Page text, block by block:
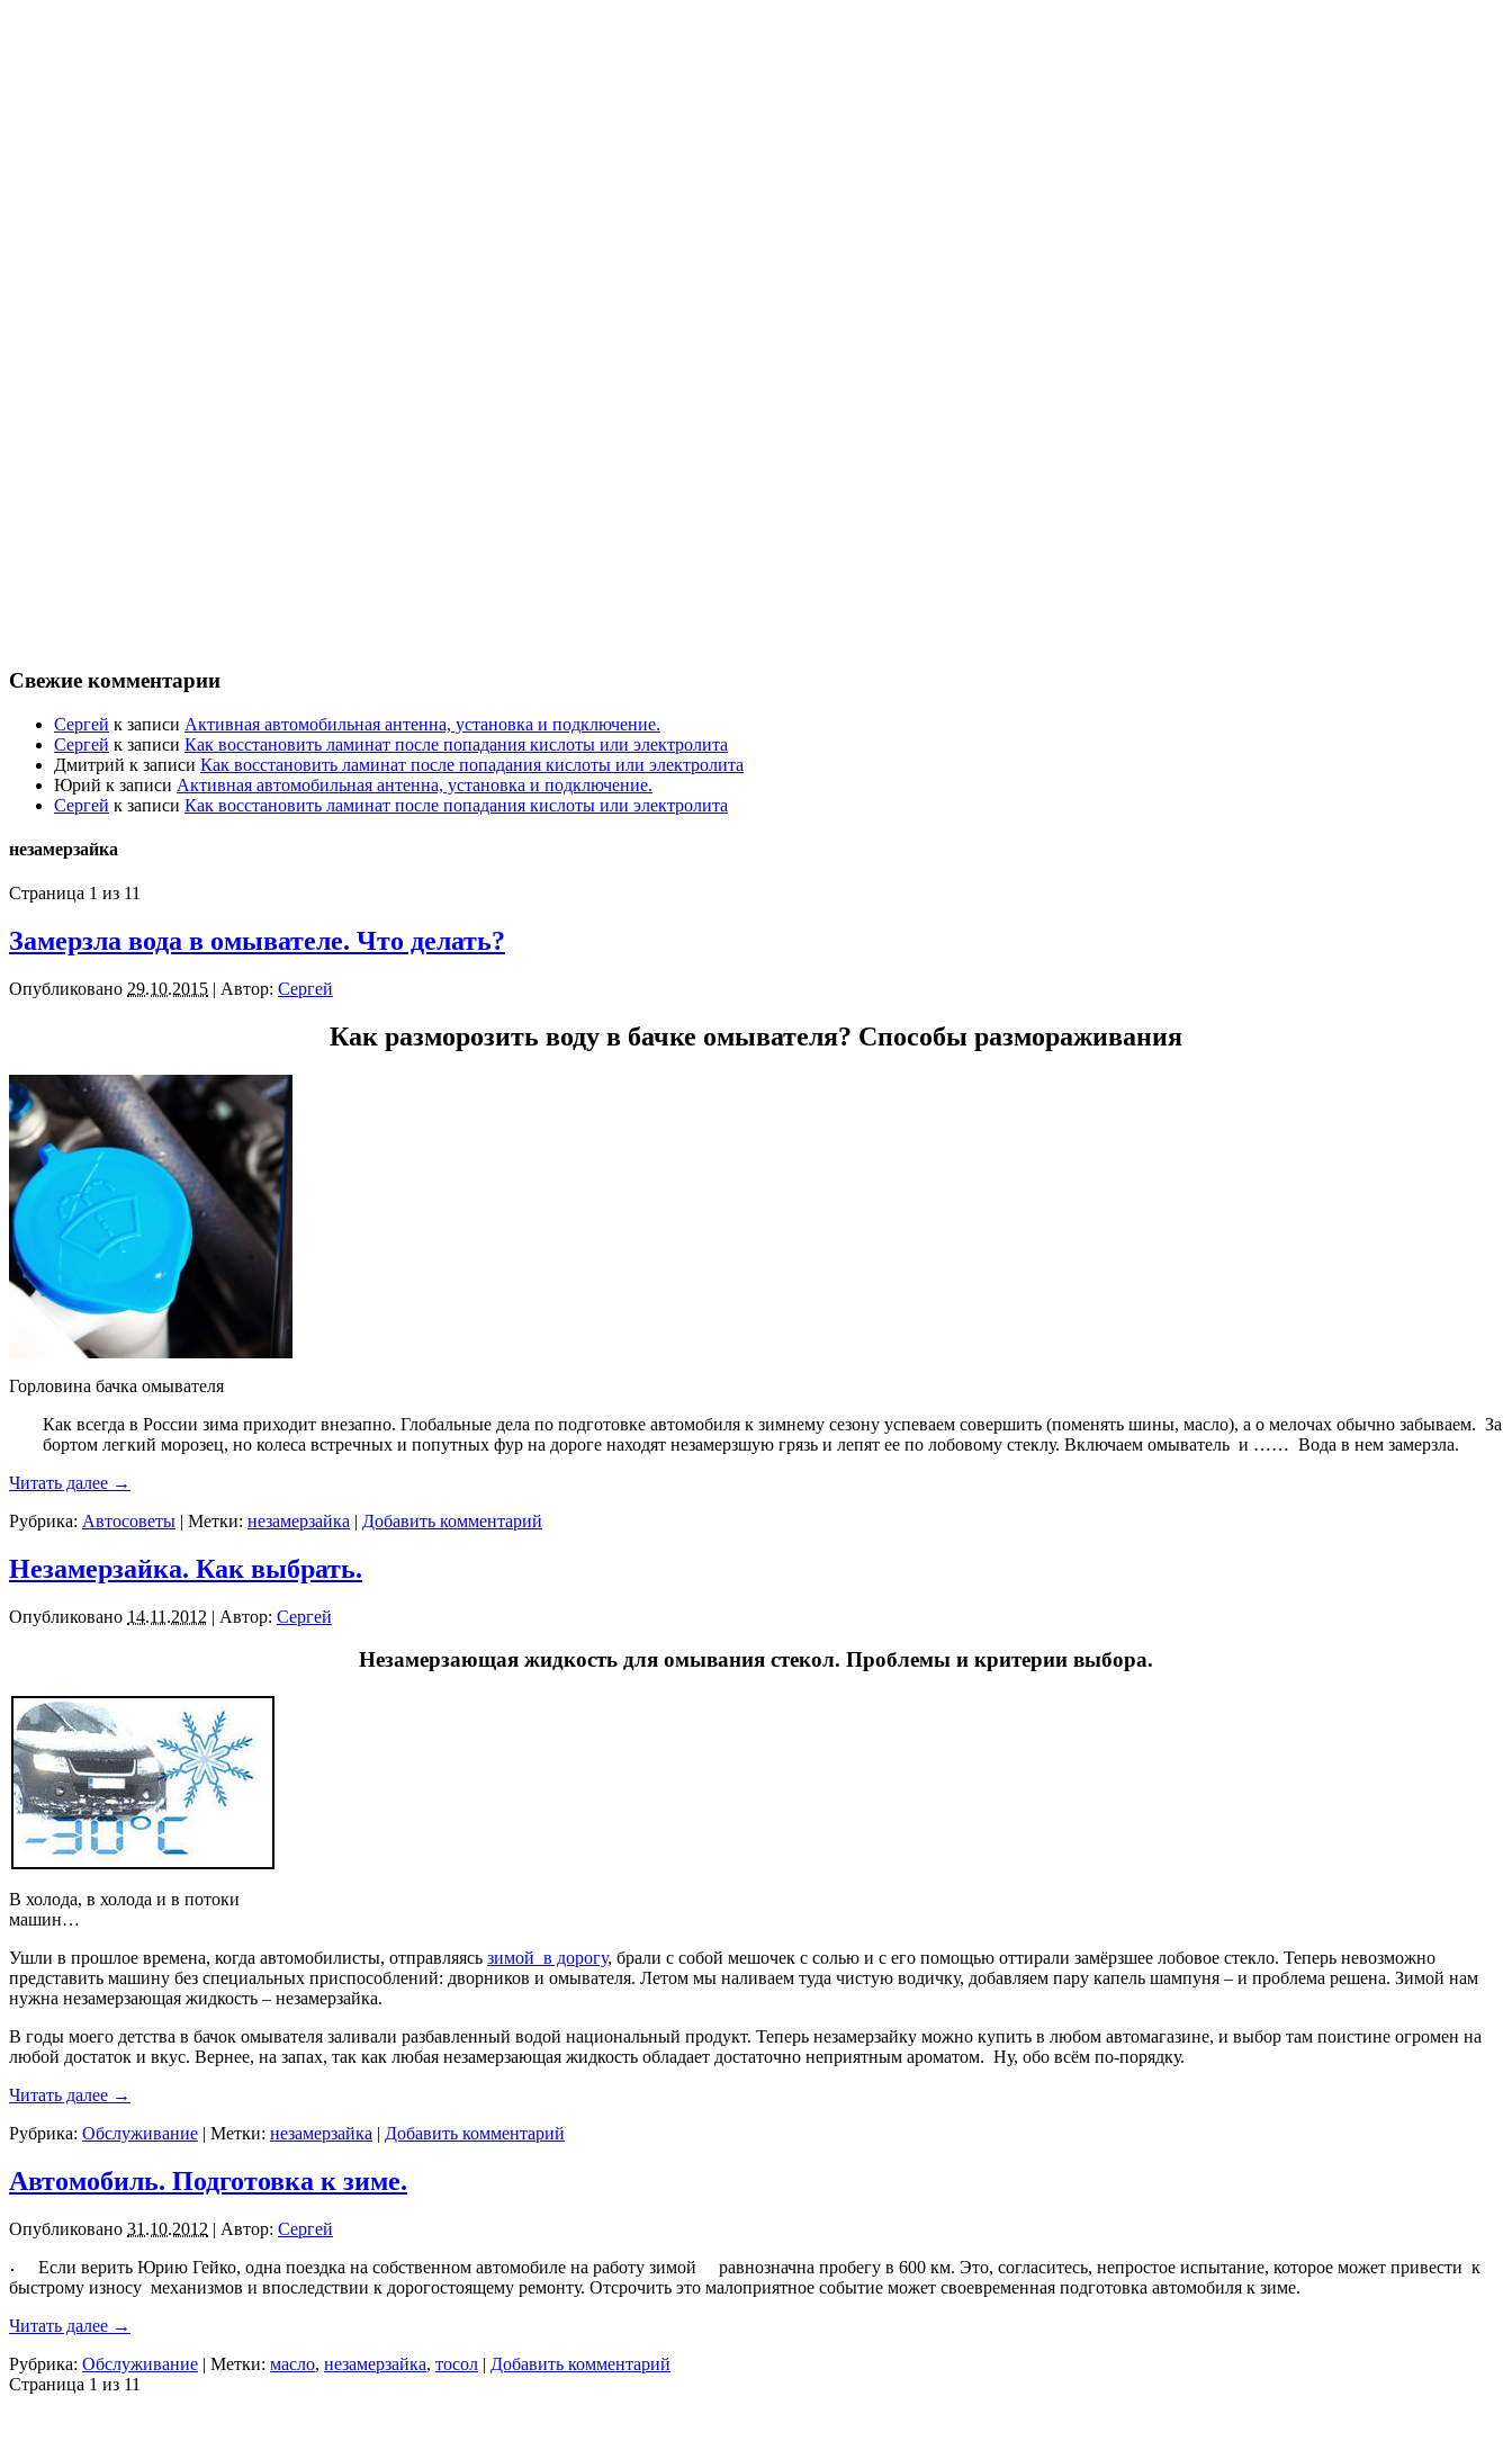
Свежие комментарии
Сергей к записи Активная автомобильная антенна, установка и подключение.
Сергей к записи Как восстановить ламинат после попадания кислоты или электролита
Дмитрий к записи Как восстановить ламинат после попадания кислоты или электролита
Юрий к записи Активная автомобильная антенна, установка и подключение.
Сергей к записи Как восстановить ламинат после попадания кислоты или электролита
незамерзайка
Страница 1 из 11
Замерзла вода в омывателе. Что делать?
Опубликовано 29.10.2015 | Автор: Сергей
Как разморозить воду в бачке омывателя? Способы размораживания
Горловина бачка омывателя
Как всегда в России зима приходит внезапно. Глобальные дела по подготовке автомобиля к зимнему сезону успеваем совершить (поменять шины, масло), а о мелочах обычно забываем. За
бортом легкий морозец, но колеса встречных и попутных фур на дороге находят незамерзшую грязь и лепят ее по лобовому стеклу. Включаем омыватель и …… Вода в нем замерзла.
Читать далее →
Рубрика: Автосоветы | Метки: незамерзайка | Добавить комментарий
Незамерзайка. Как выбрать.
Опубликовано 14.11.2012 | Автор: Сергей
Незамерзающая жидкость для омывания стекол. Проблемы и критерии выбора.
В холода, в холода и в потоки
машин…
Ушли в прошлое времена, когда автомобилисты, отправляясь зимой в дорогу, брали с собой мешочек с солью и с его помощью оттирали замёрзшее лобовое стекло. Теперь невозможно
представить машину без специальных приспособлений: дворников и омывателя. Летом мы наливаем туда чистую водичку, добавляем пару капель шампуня – и проблема решена. Зимой нам
нужна незамерзающая жидкость – незамерзайка.
В годы моего детства в бачок омывателя заливали разбавленный водой национальный продукт. Теперь незамерзайку можно купить в любом автомагазине, и выбор там поистине огромен на
любой достаток и вкус. Вернее, на запах, так как любая незамерзающая жидкость обладает достаточно неприятным ароматом. Ну, обо всём по-порядку.
Читать далее →
Рубрика: Обслуживание | Метки: незамерзайка | Добавить комментарий
Автомобиль. Подготовка к зиме.
Опубликовано 31.10.2012 | Автор: Сергей
Если верить Юрию Гейко, одна поездка на собственном автомобиле на работу зимой равнозначна пробегу в 600 км. Это, согласитесь, непростое испытание, которое может привести к
быстрому износу механизмов и впоследствии к дорогостоящему ремонту. Отсрочить это малоприятное событие может своевременная подготовка автомобиля к зиме.
Читать далее →
Рубрика: Обслуживание | Метки: масло, незамерзайка, тосол | Добавить комментарий
Страница 1 из 11